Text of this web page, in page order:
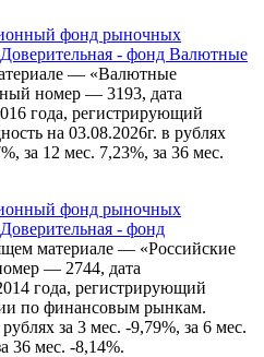
фонд рыночных
- фонд Валютные
— «Валютные
номер — 3193, дата
года, регистрирующий
на 03.08.2026г. в рублях
за 12 мес. 7,23%, за 36 мес.
фонд рыночных
- фонд
материале — «Российские
— 2744, дата
года, регистрирующий
по финансовым рынкам.
за 3 мес. -9,79%, за 6 мес.
36 мес. -8,14%.